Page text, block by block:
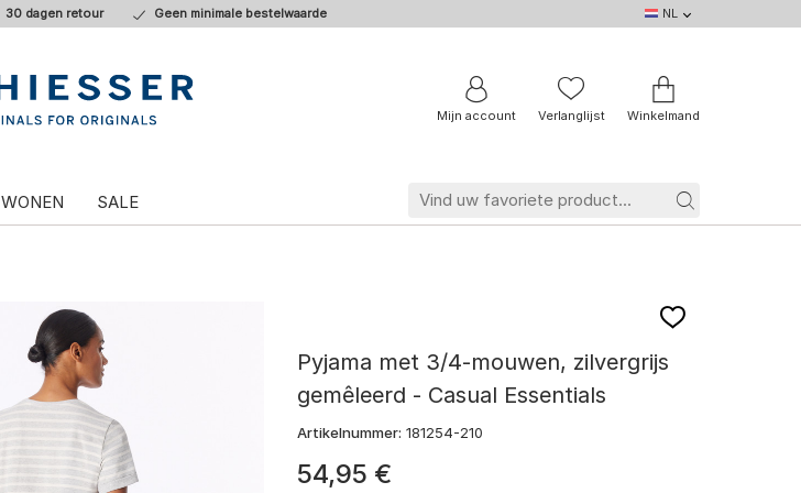
30 dagen retour Geen minimale bestelwaarde
NL
DE
NL
BE
FR
Mijn account Verlanglijst Winkelmand
WONEN SALE
Pyjama met 3/4-mouwen, zilvergrijs
gemêleerd - Casual Essentials
Artikelnummer: 181254-210
54,95 €